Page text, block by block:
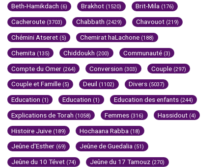
Beth-Hamikdach (6) Brakhot (1520) Brit-Mila (176)
Cacheroute (3703) Chabbath (2429) Chavouot (219)
Chémini Atseret (5) Chemirat haLachone (188)
Chemita (135) Chiddoukh (200) Communauté (3)
Compte du Omer (264) Conversion (303) Couple (297)
Couple et Famille (5) Deuil (1102) Divers (5037)
Education (1) Education (1) Education des enfants (244)
Explications de Torah (1058) Femmes (316) Hassidout (4)
Histoire Juive (189) Hochaana Rabba (18)
Jeûne d'Esther (69) Jeûne de Guedalia (51)
Jeûne du 10 Tévet (74) Jeûne du 17 Tamouz (270)